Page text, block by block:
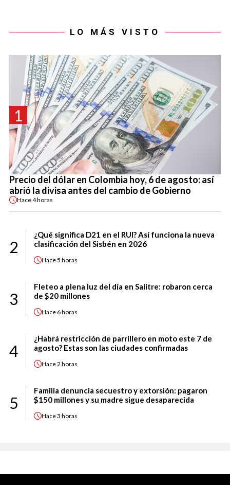
LO MÁS VISTO
1
Precio del dólar en Colombia hoy, 6 de agosto: así
abrió la divisa antes del cambio de Gobierno
Hace4 horas
2
¿Qué significa D21 en el RUI? Así funciona la nueva
clasificación del Sisbén en 2026
Hace5 horas
3
Fleteo a plena luz del día en Salitre: robaron cerca
de $20 millones
Hace 6 horas
4
¿Habrá restricción de parrillero en moto este 7 de
agosto? Estas son las ciudades confirmadas
Hace2 horas
5
Familia denuncia secuestro y extorsión: pagaron
$150 millones y su madre sigue desaparecida
Hace3 horas